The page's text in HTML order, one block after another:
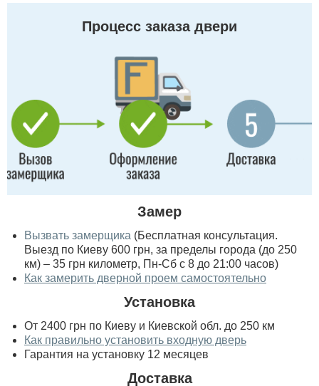
Процесс заказа двери
Замер
Вызвать замерщика (Бесплатная консультация.
Выезд по Киеву 600 грн, за пределы города (до 250
км) – 35 грн километр, Пн-Сб с 8 до 21:00 часов)
Как замерить дверной проем самостоятельно
Установка
От 2400 грн по Киеву и Киевской обл. до 250 км
Как правильно установить входную дверь
Гарантия на установку 12 месяцев
Доставка